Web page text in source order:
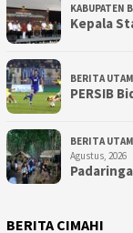
KABUPATEN
Kepala
BERITA
PERSIB
BERITA
Agustus, 2026
BERITA CIMAHI